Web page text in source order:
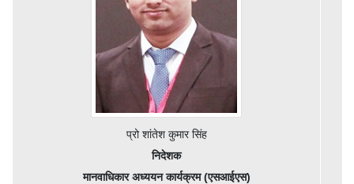
प्रो शांतेश कुमार सिंह
निदेशक
मानवाधिकार अध्ययन कार्यक्रम (एसआईएस)